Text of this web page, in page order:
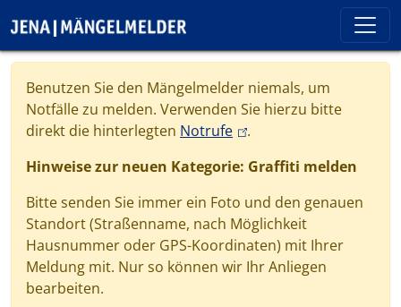
Benutzen Sie den Mängelmelder niemals, um
Notfälle zu melden. Verwenden Sie hierzu bitte
direkt die hinterlegten Notrufe(link is external)
.
Hinweise zur neuen Kategorie: Graffiti melden
Bitte senden Sie immer ein Foto und den genauen
Standort (Straßenname, nach Möglichkeit
Hausnummer oder GPS-Koordinaten) mit Ihrer
Meldung mit. Nur so können wir Ihr Anliegen
bearbeiten.